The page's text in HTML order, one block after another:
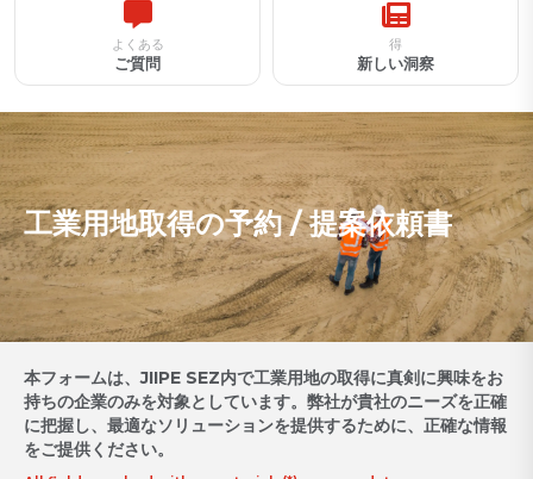
よくある
ご質問
得
新しい洞察
工業用地取得の予約 / 提案依頼書
本フォームは、JIIPE SEZ内で工業用地の取得に真剣に興味をお
持ちの企業のみを対象としています。弊社が貴社のニーズを正確
に把握し、最適なソリューションを提供するために、正確な情報
をご提供ください。